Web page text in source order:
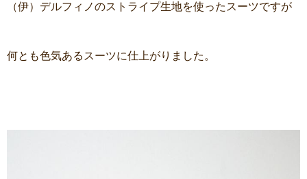
（伊）デルフィノのストライプ生地を使ったスーツですが
何とも色気あるスーツに仕上がりました。